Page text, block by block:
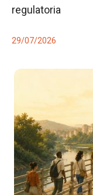
regulatoria
29/07/2026